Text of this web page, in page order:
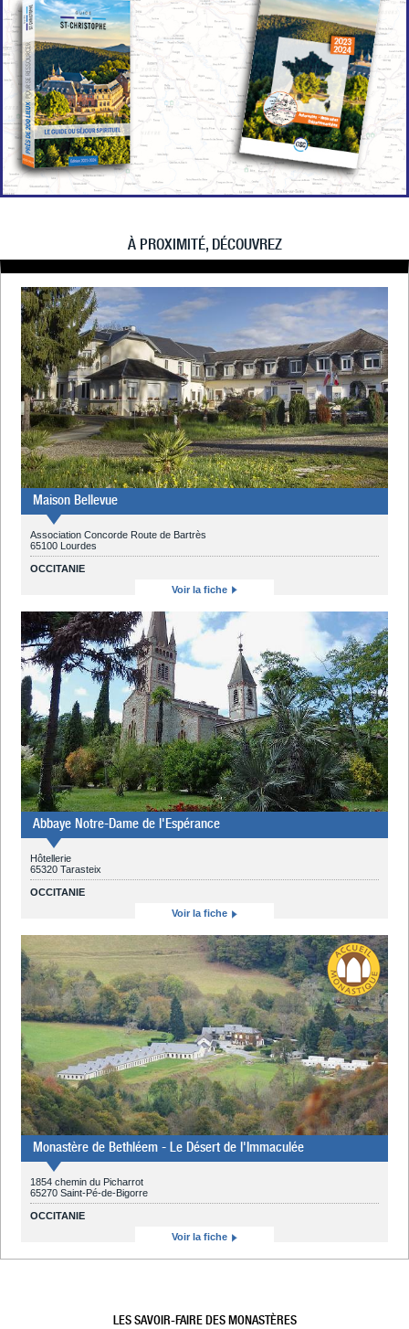
À PROXIMITÉ, DÉCOUVREZ
Maison Bellevue
Association Concorde Route de Bartrès
65100 Lourdes
OCCITANIE
Voir la fiche
Abbaye Notre-Dame de l'Espérance
Hôtellerie
65320 Tarasteix
OCCITANIE
Voir la fiche
Monastère de Bethléem - Le Désert de l'Immaculée
1854 chemin du Picharrot
65270 Saint-Pé-de-Bigorre
OCCITANIE
Voir la fiche
LES SAVOIR-FAIRE DES MONASTÈRES